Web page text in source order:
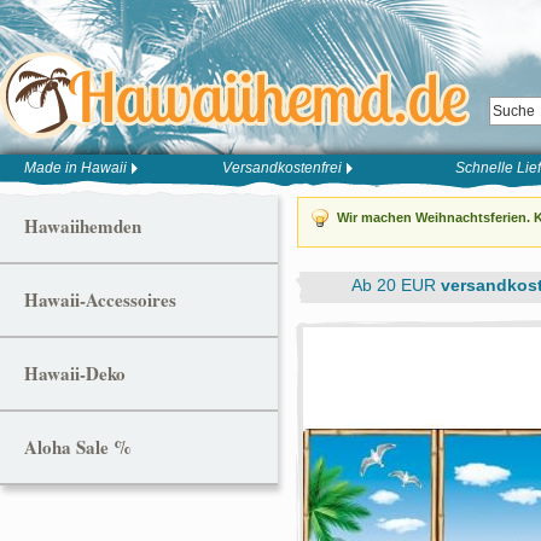
Made in Hawaii Versandkostenfrei Schnelle
Wir machen Weihnachtsferien.
Ab 20 EUR
Hawaiihemden
Hawaii-Accessoires
Hawaii-Deko
Aloha Sale %